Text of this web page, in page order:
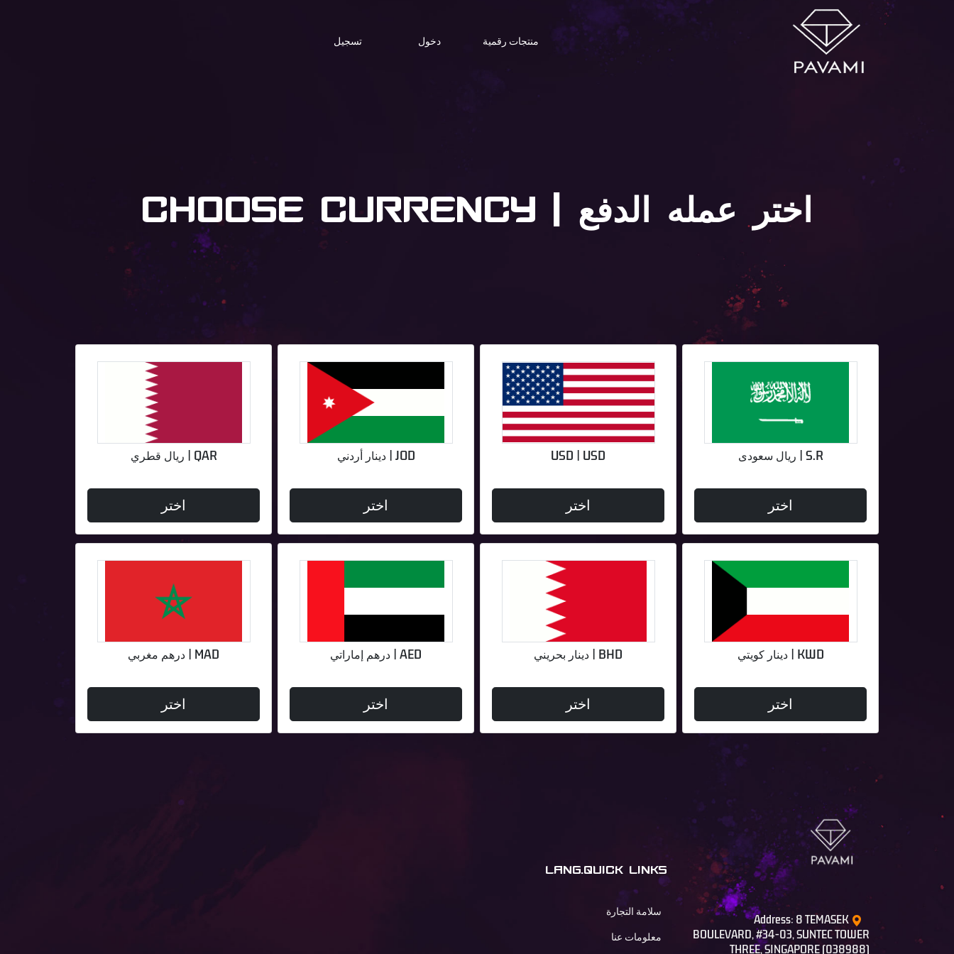
منتجات رقمية دخول تسجيل
اختر عمله الدفع | CHOOSE CURRENCY
S.R | ريال سعودى
اختر
USD | USD
اختر
JOD | دينار أردني
اختر
QAR | ريال قطري
اختر
KWD | دينار كويتي
اختر
BHD | دينار بحريني
اختر
AED | درهم إماراتي
اختر
MAD | درهم مغربي
اختر
Address: 8 TEMASEK
BOULEVARD, #34-03, SUNTEC TOWER
THREE, SINGAPORE (038988)
LANG.QUICK LINKS
سلامة التجارة
معلومات عنا